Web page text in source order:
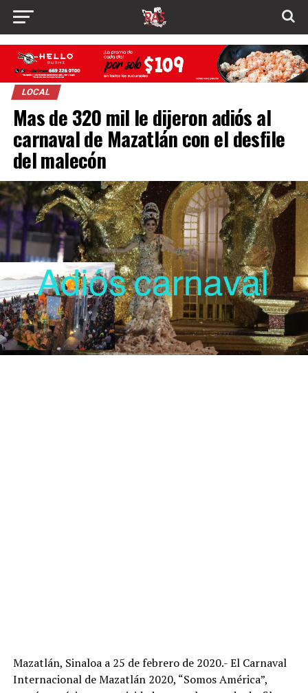
LOCAL
Mas de 320 mil le dijeron adiós al
carnaval de Mazatlán con el desfile
del malecón
Mazatlán, Sinaloa a 25 de febrero de 2020.- El Carnaval
Internacional de Mazatlán 2020, “Somos América”,